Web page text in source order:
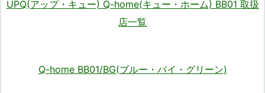
UPQ(アップ・キュー) Q-home(キュー・ホーム) BB01 取扱
店一覧
Q-home BB01/BG(ブルー・バイ・グリーン)